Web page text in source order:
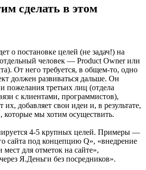
сделать в этом
о постановке целей (не задач!) на
человек — Product Owner или
От него требуется, в общем-то, одно
должен развиваться дальше. Он
пожелания третьих лиц (отдела
с клиентами, программистов),
их, добавляет свои идеи и, в результате,
которые мы хотим осуществить.
4-5 крупных целей. Примеры —
сайта под концепцию Q», «внедрение
для отметок на сайте»,
Я.Деньги без посредников».